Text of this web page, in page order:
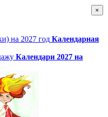
Календарная
Календари 2027 на
×